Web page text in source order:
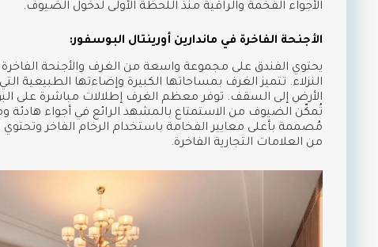
الأجواء الفخمة والراقية منذ اللحظة الأولى لدخول الضيوف.
الأجنحة الفاخرة في ماندارين أورينتال البوسفور:
يحتوي الفندق على مجموعة واسعة من الغرف والأجنحة الفاخرة
النزلاء. تتميز الغرف بمساحاتها الكبيرة وإضاءتها الطبيعية
الأرض إلى السقف. توفر معظم الغرف إطلالات مباشرة على
تُمكّن الضيوف من الاستمتاع بالمشهد الرائع في أجواء هادئة
مُصممة بأعلى معايير الفخامة باستخدام الرخام الفاخر
من العلامات التجارية الفاخرة.